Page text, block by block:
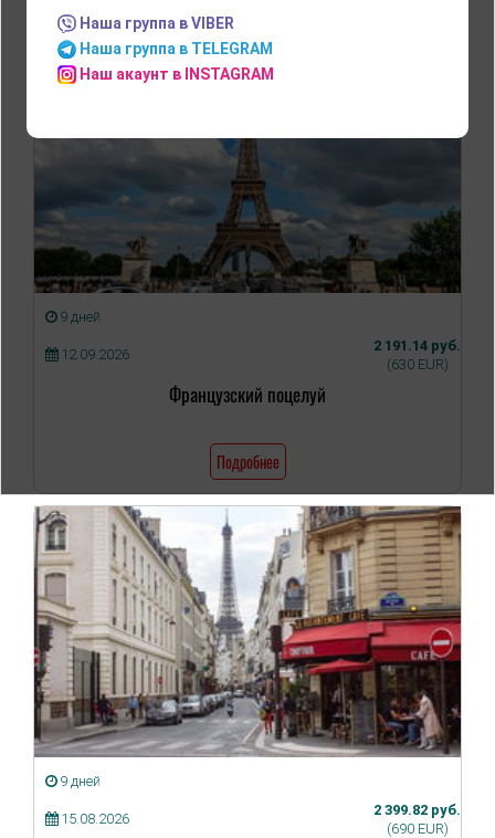
9 дней
12.09.2026
2 191.14 руб.
(630 EUR)
Французский поцелуй
Подробнее
9 дней
15.08.2026
2 399.82 руб.
(690 EUR)
Наша группа в VIBER
Наша группа в TELEGRAM
Наш акаунт в INSTAGRAM